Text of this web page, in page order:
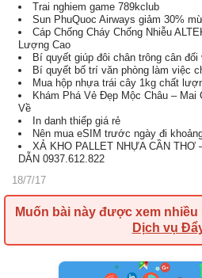
Trai nghiem game 789kclub
Sun PhuQuoc Airways giảm 30%
Cáp Chống Cháy Chống Nhiễu
Lượng Cao
Bí quyết giúp đôi chân trông cân
Bí quyết bố trí văn phòng làm việc
Mua hộp nhựa trái cây 1kg chất
Khám Phá Vẻ Đẹp Mộc Châu – Mai
Về
In danh thiếp giá rẻ
Nên mua eSIM trước ngày đi
XẢ KHO PALLET NHỰA CẦN
DẪN 0937.612.822
18/7/17
Muốn bài này được xem nhiều
Dịch vụ